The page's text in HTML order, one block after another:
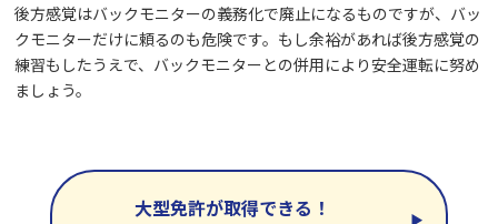
後方感覚はバックモニターの義務化で廃止になるものですが、バッ
クモニターだけに頼るのも危険です。もし余裕があれば後方感覚の
練習もしたうえで、バックモニターとの併用により安全運転に努め
ましょう。
大型免許が取得できる！